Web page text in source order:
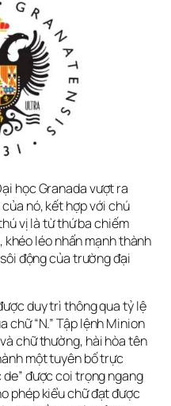
học Granada vượt ra
nó, kết hợp với chú
vị là từ thứ ba chiếm
léo nhấn mạnh thành
động của trường đại
duy trì thông qua tỷ lệ
“N.” Tập lệnh Minion
chữ thường, hài hòa tên
một tuyên bố trực
de” được coi trọng ngang
phép kiểu chữ đạt được